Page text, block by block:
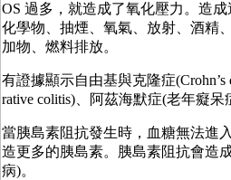
OS 過多，就造成了氧化壓力。造成
化學物、抽煙、氧氣、放射、酒精
加物、燃料排放。
有證據顯示自由基與克隆症(Crohn’s
rative colitis)、阿茲海默症(老年癡呆
當胰島素阻抗發生時，血糖無法進
造更多的胰島素。胰島素阻抗會造
病)。